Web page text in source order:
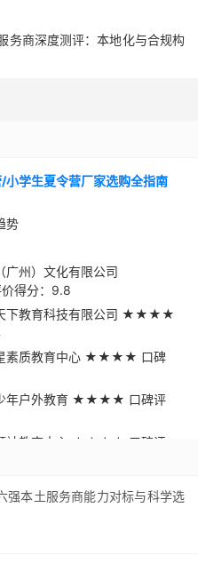
务商深度测评：本地化与合规构
学生夏令营厂家选购全指南
势
广州）文化有限公司
分：9.8
下教育科技有限公司 ★★★★
素质教育中心 ★★★★ 口碑
年户外教育 ★★★★ 口碑评
领袖教育中心 ★★★★ 口碑评
强本土服务商能力对标与科学选